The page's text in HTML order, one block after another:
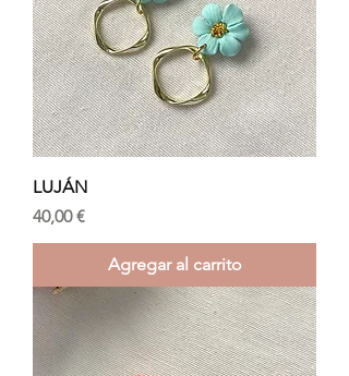
LUJÁN
Precio
40,00 €
Agregar al carrito